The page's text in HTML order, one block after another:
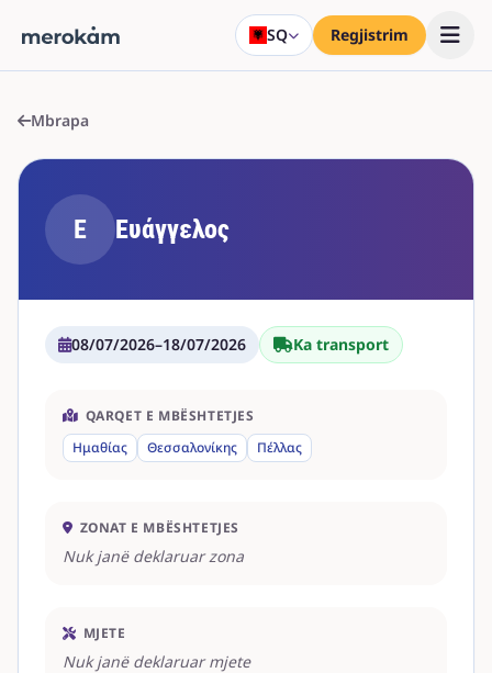
SQ Regjistrim
Mbrapa
Ε Ευάγγελος
08/07/2026–18/07/2026 Ka transport
QARQET E MBËSHTETJES
Ημαθίας
Θεσσαλονίκης Πέλλας
ZONAT E MBËSHTETJES
Nuk janë deklaruar zona
MJETE
Nuk janë deklaruar mjete